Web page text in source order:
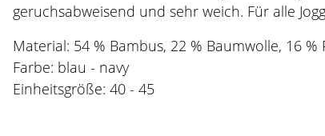
geruchsabweisend und sehr weich. Für alle
Material: 54 % Bambus, 22 % Baumwolle, 16
Farbe: blau - navy
Einheitsgröße: 40 - 45